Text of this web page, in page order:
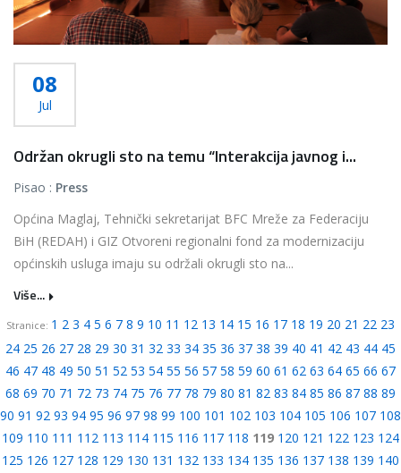
08
Jul
Održan okrugli sto na temu “Interakcija javnog i...
Pisao : Press
Općina Maglaj, Tehnički sekretarijat BFC Mreže za Federaciju
BiH (REDAH) i GIZ Otvoreni regionalni fond za modernizaciju
općinskih usluga imaju su održali okrugli sto na...
Više...
Stranice: 1 2 3 4 5 6 7 8 9 10 11 12 13 14 15 16 17 18 19 20 21 22 23
24 25 26 27 28 29 30 31 32 33 34 35 36 37 38 39 40 41 42 43 44 45
46 47 48 49 50 51 52 53 54 55 56 57 58 59 60 61 62 63 64 65 66 67
68 69 70 71 72 73 74 75 76 77 78 79 80 81 82 83 84 85 86 87 88 89
90 91 92 93 94 95 96 97 98 99 100 101 102 103 104 105 106 107 108
109 110 111 112 113 114 115 116 117 118 119 120 121 122 123 124
125 126 127 128 129 130 131 132 133 134 135 136 137 138 139 140